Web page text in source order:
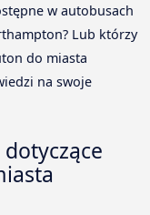
w autobusach
Lub którzy
do miasta
na swoje